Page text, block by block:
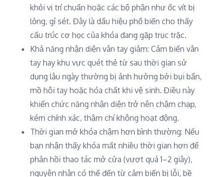
khỏi vị trí chuẩn hoặc các bộ phận như ốc vít bị
lỏng, gỉ sét. Đây là dấu hiệu phổ biến cho thấy
cấu trúc cơ học của khóa đang gặp trục trặc.
Khả năng nhận diện vân tay giảm: Cảm biến vân
tay hay khu vực quét thẻ từ sau thời gian sử
dụng lâu ngày thường bị ảnh hưởng bởi bụi bẩn,
mồ hôi tay hoặc hóa chất khi vệ sinh. Điều này
khiến chức năng nhận diện trở nên chậm chạp,
kém chính xác, thậm chí không hoạt động.
Thời gian mở khóa chậm hơn bình thường: Nếu
bạn nhận thấy khóa mất nhiều thời gian hơn để
phản hồi thao tác mở cửa (vượt quá 1–2 giây),
nguyên nhân có thể đến từ cảm biến bị lỗi, bề